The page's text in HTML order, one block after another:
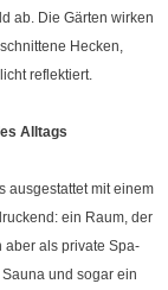
ab. Die Gärten wirken
Hecken,
reflektiert.
Alltags
ausgestattet mit einem
ein Raum, der
aber als private Spa-
und sogar ein